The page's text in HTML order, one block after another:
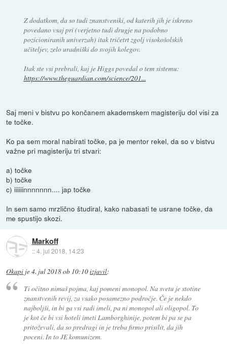
Z dodatkom, da so tudi znanstveniki, od katerih jih je iskreno
povedano vsaj pri (verjetno tudi drugje na podobno
pozicioniranih univerzah) itak tričetrt zgolj visokošolskih
učiteljev, zelo uradniški do svojih kolegov.
Itak ste vsi prebrali, kaj je Higgs povedal o tem sistemu:
https://www.theguardian.com/science/201...
Saj meni v bistvu po končanem akademskem magisteriju dol visi za
te točke.
Ko pa sem moral nabirati točke, pa je mentor rekel, da so v bistvu
važne pri magisteriju tri stvari:
a) točke
b) točke
c) iiiiiinnnnnnn.... jap točke
In sem samo mrzlično študiral, kako nabasati te usrane točke, da
me spustijo skozi.
Markoff
::4. jul 2018, 14:23
Okapi je4. jul 2018 ob 10:10izjavil:
Ti očitno nimaš pojma, kaj pomeni monopol. Na svetu je stotine
znanstvenih revij, za vsako posamezno področje. Če je nekdo
najboljši, in bi ga vsi radi imeli, pa ni monopol ali oligopol. To
je kot če bi vsi hoteli imeti Lamborghinije, potem bi pa se pa
pritoževali, da so predragi in je treba firmo prisilit, da jih
poceni. In to JE komunizem.